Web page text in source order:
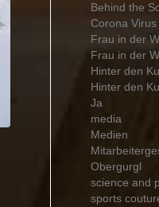
Behind the
Corona Virus
Frau in der
Frau in der
Hinter den
Hinter den
Ja
media
Medien
Obergurgl
science and
sports